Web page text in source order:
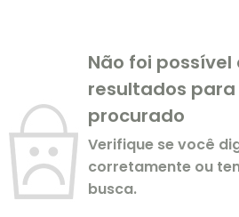
Não foi
resultados
procurado
Verifique se você
corretamente ou
busca.